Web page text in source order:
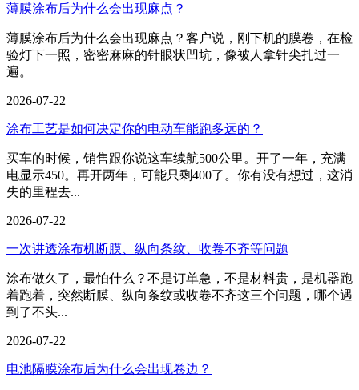
薄膜涂布后为什么会出现麻点？
薄膜涂布后为什么会出现麻点？客户说，刚下机的膜卷，在检
验灯下一照，密密麻麻的针眼状凹坑，像被人拿针尖扎过一
遍。
2026-07-22
涂布工艺是如何决定你的电动车能跑多远的？
买车的时候，销售跟你说这车续航500公里。开了一年，充满
电显示450。再开两年，可能只剩400了。你有没有想过，这消
失的里程去...
2026-07-22
一次讲透涂布机断膜、纵向条纹、收卷不齐等问题
涂布做久了，最怕什么？不是订单急，不是材料贵，是机器跑
着跑着，突然断膜、纵向条纹或收卷不齐这三个问题，哪个遇
到了不头...
2026-07-22
电池隔膜涂布后为什么会出现卷边？